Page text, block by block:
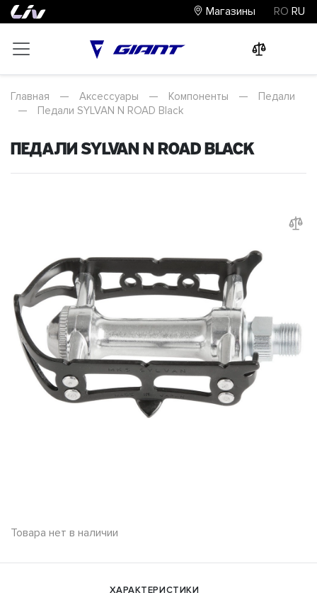
Магазины RO RU
Главная — Аксессуары — Компоненты —
Педали
—
Педали SYLVAN N ROAD Black
Педали SYLVAN N ROAD Black
Товара нет в наличии
ХАРАКТЕРИСТИКИ